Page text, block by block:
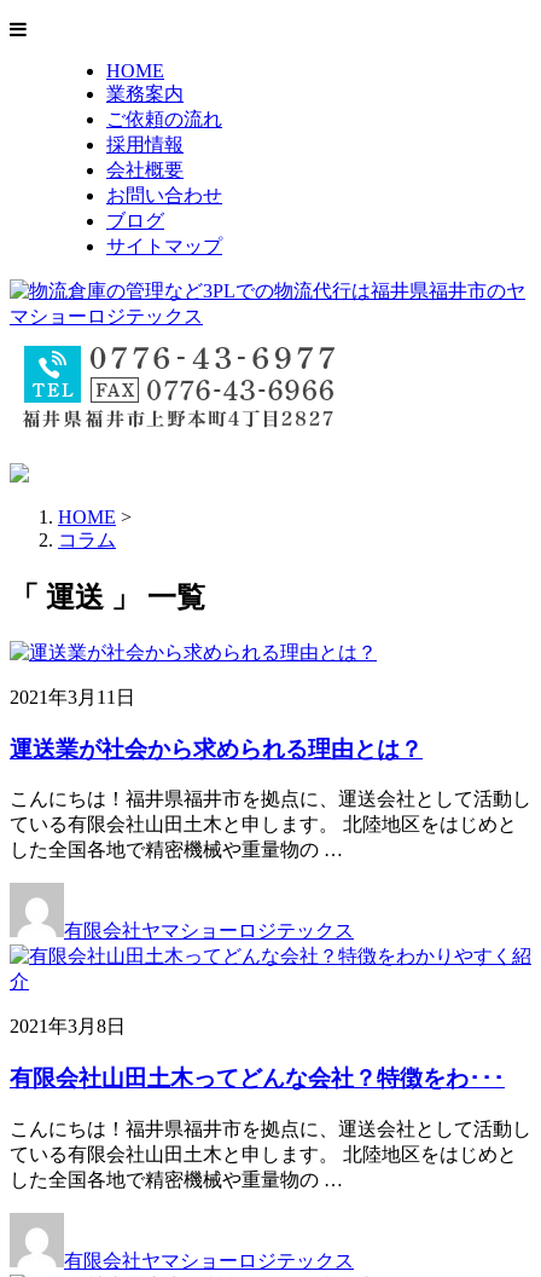
HOME
業務案内
ご依頼の流れ
採用情報
会社概要
お問い合わせ
ブログ
サイトマップ
HOME >
コラム
「 運送 」 一覧
2021年3月11日
運送業が社会から求められる理由とは？
こんにちは！福井県福井市を拠点に、運送会社として活動し
ている有限会社山田土木と申します。 北陸地区をはじめと
した全国各地で精密機械や重量物の …
有限会社ヤマショーロジテックス
2021年3月8日
有限会社山田土木ってどんな会社？特徴をわ･･･
こんにちは！福井県福井市を拠点に、運送会社として活動し
ている有限会社山田土木と申します。 北陸地区をはじめと
した全国各地で精密機械や重量物の …
有限会社ヤマショーロジテックス